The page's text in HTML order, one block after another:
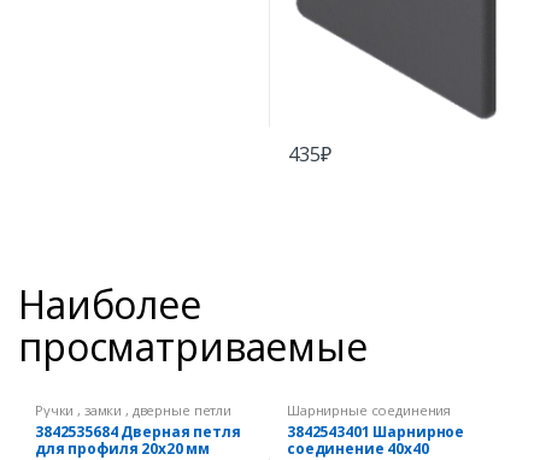
435₽
Наиболее
просматриваемые
Ручки , замки , дверные петли
3842535684 Дверная петля
для профиля 20х20 мм
Шарнирные соединения
3842543401 Шарнирное
соединение 40х40